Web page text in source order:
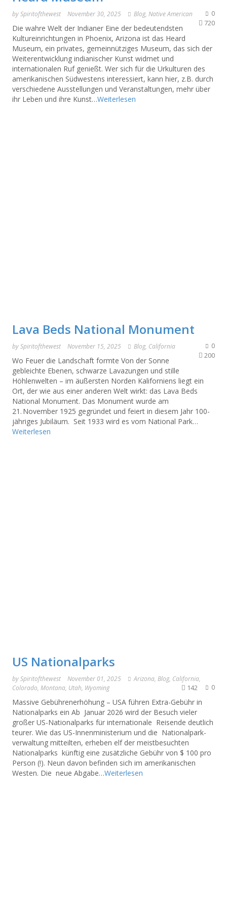
bySpiritofthewest November 30, 2025 Blog, Native American 0
720
Die wahre Welt der Indianer Eine der bedeutendsten
Kultureinrichtungen in Phoenix, Arizona ist das Heard
Museum, ein privates, gemeinnütziges Museum, das sich der
Weiterentwicklung indianischer Kunst widmet und
internationalen Ruf genießt. Wer sich für die Urkulturen des
amerikanischen Südwestens interessiert, kann hier, z.B. durch
verschiedene Ausstellungen und Veranstaltungen, mehr über
ihr Leben und ihre Kunst…Weiterlesen
Lava Beds National Monument
bySpiritofthewest November 15, 2025 Blog, California 0
200
Wo Feuer die Landschaft formte Von der Sonne
gebleichte Ebenen, schwarze Lavazungen und stille
Höhlenwelten – im äußersten Norden Kaliforniens liegt ein
Ort, der wie aus einer anderen Welt wirkt: das Lava Beds
National Monument. Das Monument wurde am
21. November 1925 gegründet und feiert in diesem Jahr 100-
jähriges Jubiläum. Seit 1933 wird es vom National Park…
Weiterlesen
US Nationalparks
bySpiritofthewest November 01, 2025 Arizona, Blog, California,
Colorado, Montana, Utah, Wyoming 0
142
Massive Gebührenerhöhung – USA führen Extra-Gebühr in
Nationalparks ein Ab Januar 2026 wird der Besuch vieler
großer US-Nationalparks für internationale Reisende deutlich
teurer. Wie das US-Innenministerium und die Nationalpark-
verwaltung mitteilten, erheben elf der meistbesuchten
Nationalparks künftig eine zusätzliche Gebühr von $ 100 pro
Person (!). Neun davon befinden sich im amerikanischen
Westen. Die neue Abgabe…Weiterlesen